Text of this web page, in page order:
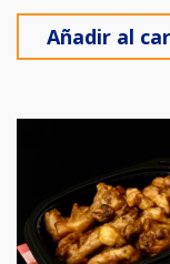
Añadir al